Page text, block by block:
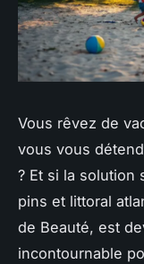
Vous rêvez de
vous vous
? Et si la solution
pins et littoral
de Beauté, est
incontournable